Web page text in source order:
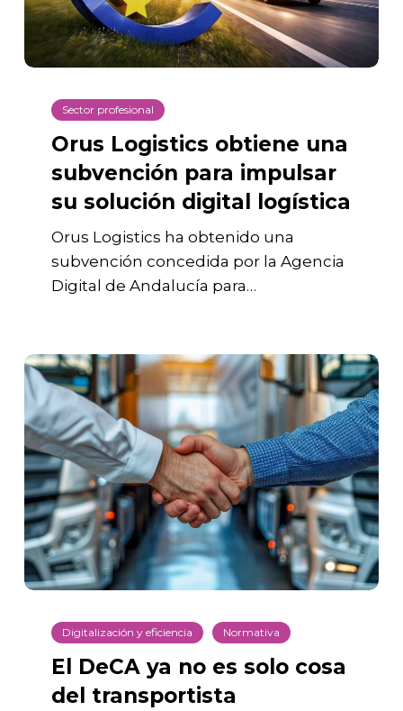
impulsar
solución
logística
Sector profesional
Orus Logistics obtiene una
subvención para impulsar
su solución digital logística
Orus Logistics ha obtenido una
subvención concedida por la Agencia
Digital de Andalucía para…
El
DeCA
ya
no
es
solo
cosa
del
transportista
Digitalización y eficiencia Normativa
El DeCA ya no es solo cosa
del transportista